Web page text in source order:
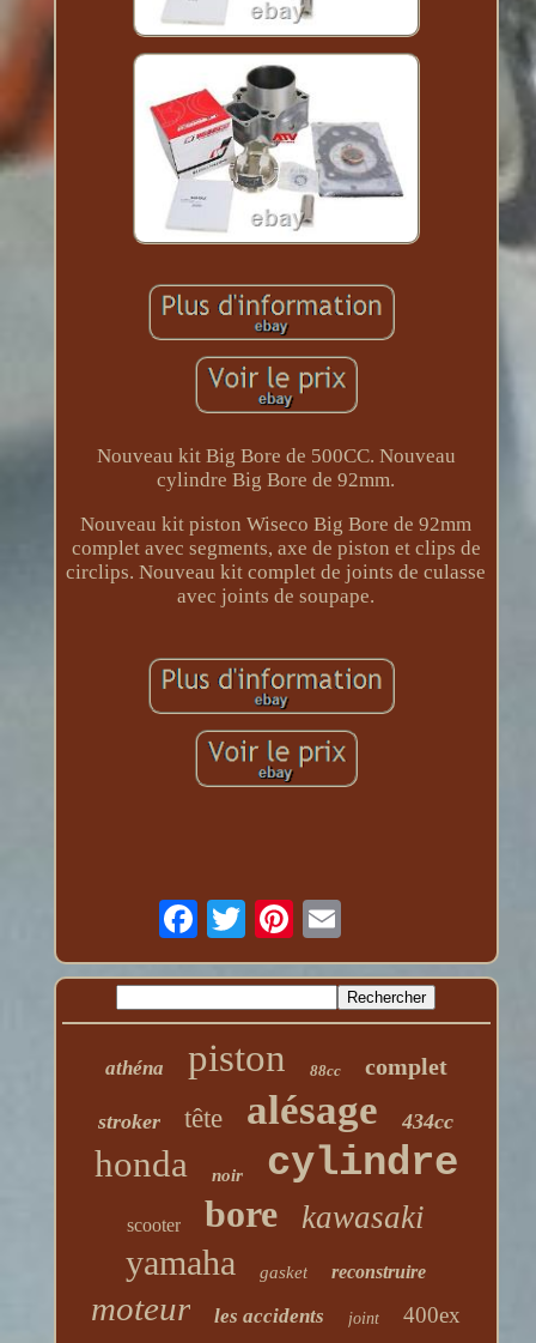
Nouveau kit Big Bore de 500CC. Nouveau
cylindre Big Bore de 92mm.
Nouveau kit piston Wiseco Big Bore de 92mm
complet avec segments, axe de piston et clips de
circlips. Nouveau kit complet de joints de culasse
avec joints de soupape.
athéna piston 88cc complet
stroker tête alésage 434cc
honda noir cylindre
scooter bore kawasaki
yamaha gasket reconstruire
moteur les accidents joint 400ex